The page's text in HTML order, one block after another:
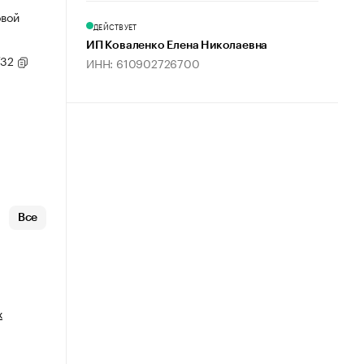
Все
ДЕЙСТВУЕТ
ИП Коваленко Елена Николаевна
ИНН: 610902726700